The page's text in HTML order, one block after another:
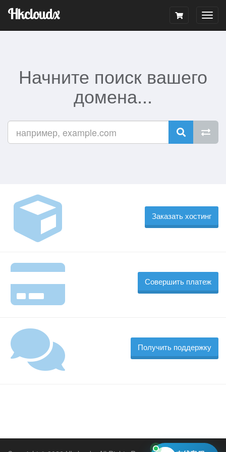
Hkcloudx
Начните поиск вашего
домена...
Заказать хостинг
Совершить платеж
Получить поддержку